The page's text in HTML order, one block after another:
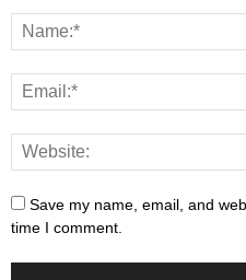
Save my name, email, and
time I comment.